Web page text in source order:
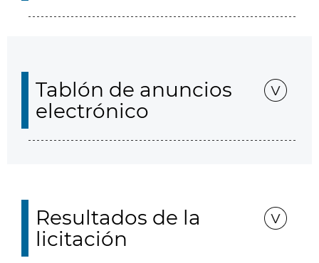
Tablón de anuncios
electrónico
Resultados de la
licitación